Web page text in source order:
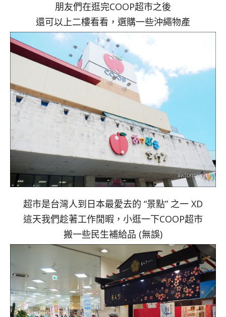
朋友們在逛完COOP超市之後
還可以上二樓看看，選購一些沖繩物產
超市是台灣人到日本最愛去的 “景點” 之一 XD
這天我們趁著工作閒暇，小逛一下COOP超市
搬一些民生補給品 (無誤)